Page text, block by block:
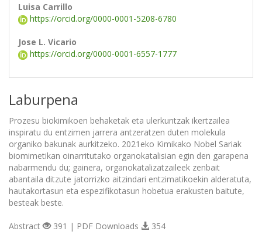
Luisa Carrillo
https://orcid.org/0000-0001-5208-6780
Jose L. Vicario
https://orcid.org/0000-0001-6557-1777
Laburpena
Prozesu biokimikoen behaketak eta ulerkuntzak ikertzailea
inspiratu du entzimen jarrera antzeratzen duten molekula
organiko bakunak aurkitzeko. 2021eko Kimikako Nobel Sariak
biomimetikan oinarritutako organokatalisian egin den garapena
nabarmendu du; gainera, organokatalizatzaileek zenbait
abantaila ditzute jatorrizko aitzindari entzimatikoekin alderatuta,
hautakortasun eta espezifikotasun hobetua erakusten baitute,
besteak beste.
Abstract 391 | PDF Downloads 354